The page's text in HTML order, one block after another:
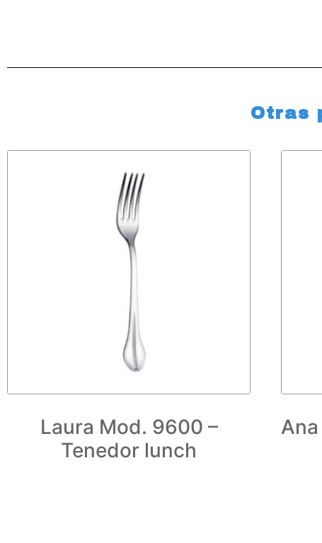
Otras
Laura Mod. 9600 –
Tenedor lunch